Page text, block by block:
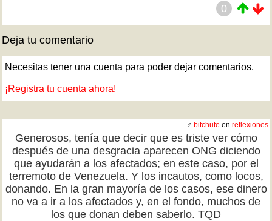
0
Deja tu comentario
Necesitas tener una cuenta para poder dejar comentarios.
¡Registra tu cuenta ahora!
♂ bitchute en reflexiones
Generosos, tenía que decir que es triste ver cómo
después de una desgracia aparecen ONG diciendo
que ayudarán a los afectados; en este caso, por el
terremoto de Venezuela. Y los incautos, como locos,
donando. En la gran mayoría de los casos, ese dinero
no va a ir a los afectados y, en el fondo, muchos de
los que donan deben saberlo. TQD